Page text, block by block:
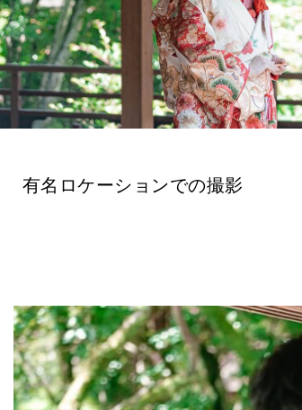
有名ロケーションでの撮影